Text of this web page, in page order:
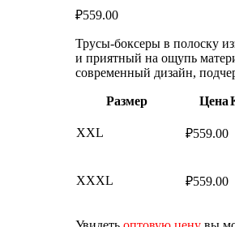
₽559.00
Трусы-боксеры в полоску
и приятный на ощупь
современный дизайн,
Размер Цена
XXL ₽559.00
XXXL ₽559.00